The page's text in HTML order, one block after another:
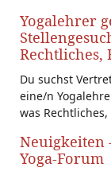
Yogalehrer
Rechtliches,
Du suchst
eine/n
was
Neuigkeiten
Yoga-Forum